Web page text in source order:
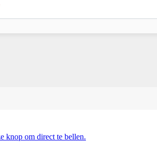
knop om direct te bellen.